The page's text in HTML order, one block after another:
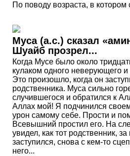
По поводу возраста, в котором
Муса (а.с.) сказал
Шуайб прозрел...
Когда Мусе было около
кулаком одного неверующего и
Это произошло, когда он
родственника. Муса сильно
случившегося и обратился к
Аллах мой! Я подчинился
урон самому себе. Прости и
Всевышний простил его. На
увидел, как тот родственник, за
заступился, снова с кем-то
него...